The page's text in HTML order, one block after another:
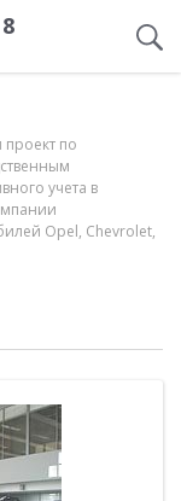
по
учета в
Opel, Chevrolet,